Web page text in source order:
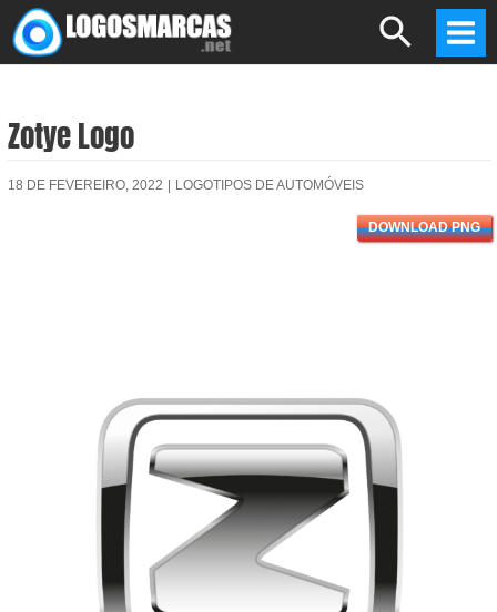
Skip
to
Search
Zotye Logo
18 DE FEVEREIRO, 2022 LOGOTIPOS DE AUTOMÓVEIS
DOWNLOAD PNG